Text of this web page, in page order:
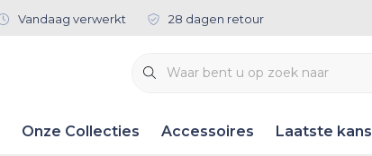
Vandaag verwerkt 28 dagen retour
Onze Collecties Accessoires Laatste kans